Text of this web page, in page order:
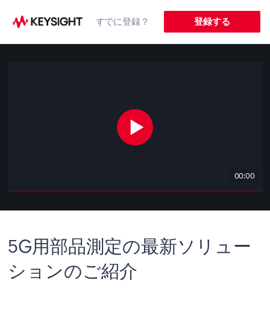
すでに登録？ 登録する
00:00
5G用部品測定の最新ソリュー
ションのご紹介